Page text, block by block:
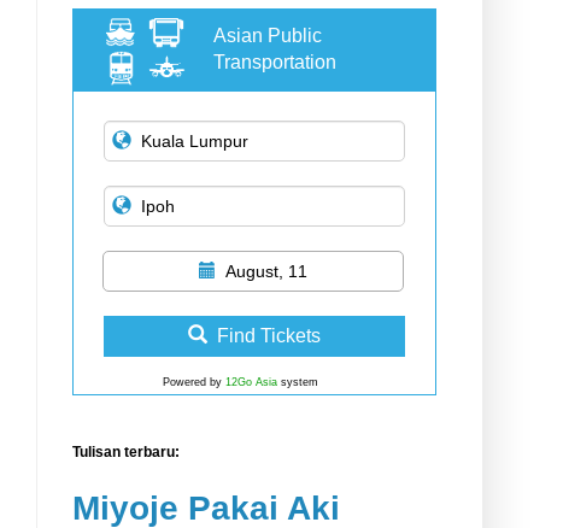
Asian Public
Transportation
August, 11
Find Tickets
Powered by 12Go Asia system
Tulisan terbaru:
Miyoje Pakai Aki